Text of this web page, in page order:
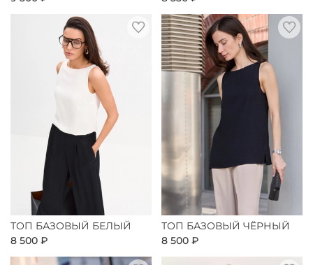
ТОП БАЗОВЫЙ БЕЛЫЙ
8 500 ₽
ТОП БАЗОВЫЙ ЧЁРНЫЙ
8 500 ₽